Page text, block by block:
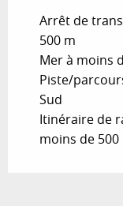
Arrêt de
500 m
Mer à moins
Piste/
Sud
Itinéraire de
moins de 500